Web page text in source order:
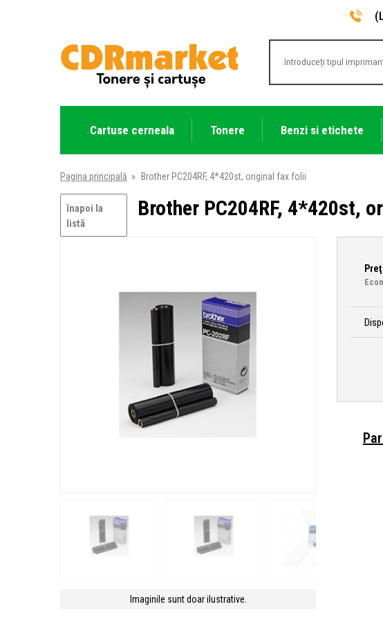
Cartuse cerneala Tonere Benzi si etichete
Pagina principală » Brother PC204RF, 4*420st, original fax folii
înapoi la
listă
Brother PC204RF, 4*420st,
Imaginile sunt doar ilustrative.